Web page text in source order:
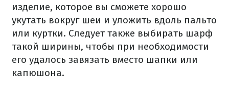
изделие, которое вы сможете хорошо
укутать вокруг шеи и уложить вдоль пальто
или куртки. Следует также выбирать шарф
такой ширины, чтобы при необходимости
его удалось завязать вместо шапки или
капюшона.